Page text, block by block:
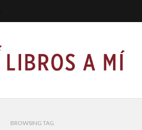
BROWSING TAG